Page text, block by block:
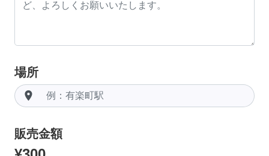
場所
room
販売金額